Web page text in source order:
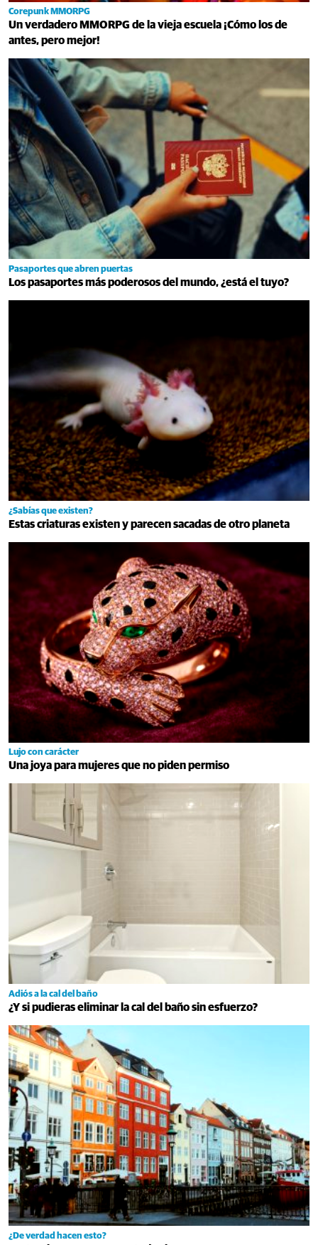
Corepunk MMORPG
Un verdadero MMORPG de la vieja escuela ¡Cómo los de
antes, pero mejor!
Pasaportes que abren puertas
Los pasaportes más poderosos del mundo, ¿está el tuyo?
¿Sabías que existen?
Estas criaturas existen y parecen sacadas de otro planeta
Lujo con carácter
Una joya para mujeres que no piden permiso
Adiós a la cal del baño
¿Y si pudieras eliminar la cal del baño sin esfuerzo?
¿De verdad hacen esto?